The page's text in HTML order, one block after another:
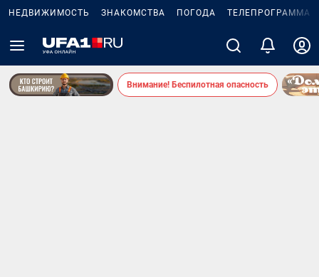
НЕДВИЖИМОСТЬ ЗНАКОМСТВА ПОГОДА ТЕЛЕПРОГРАММА
Внимание! Беспилотная опасность